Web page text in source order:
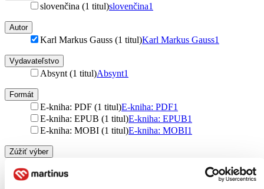
slovenčina (1 titul)slovenčina1
Autor
Karl Markus Gauss (1 titul)Karl Markus Gauss1
Vydavateľstvo
Absynt (1 titul)Absynt1
Formát
E-kniha: PDF (1 titul)E-kniha: PDF1
E-kniha: EPUB (1 titul)E-kniha: EPUB1
E-kniha: MOBI (1 titul)E-kniha: MOBI1
Zúžiť výber
Zoradiť